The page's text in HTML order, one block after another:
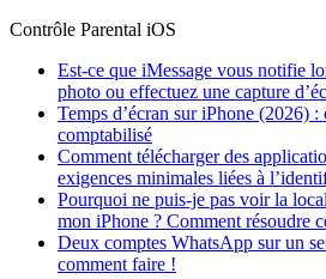
Contrôle Parental iOS
Est-ce que iMessage vous notifie
photo ou effectuez une capture
Temps d’écran sur iPhone (2026) :
comptabilisé
Comment télécharger des
exigences minimales liées à
Pourquoi ne puis-je pas voir la
mon iPhone ? Comment résoudre
Deux comptes WhatsApp sur un
comment faire !